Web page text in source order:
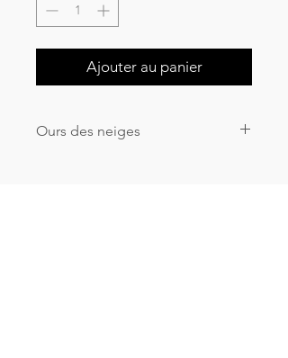
Ajouter au panier
Ours des neiges